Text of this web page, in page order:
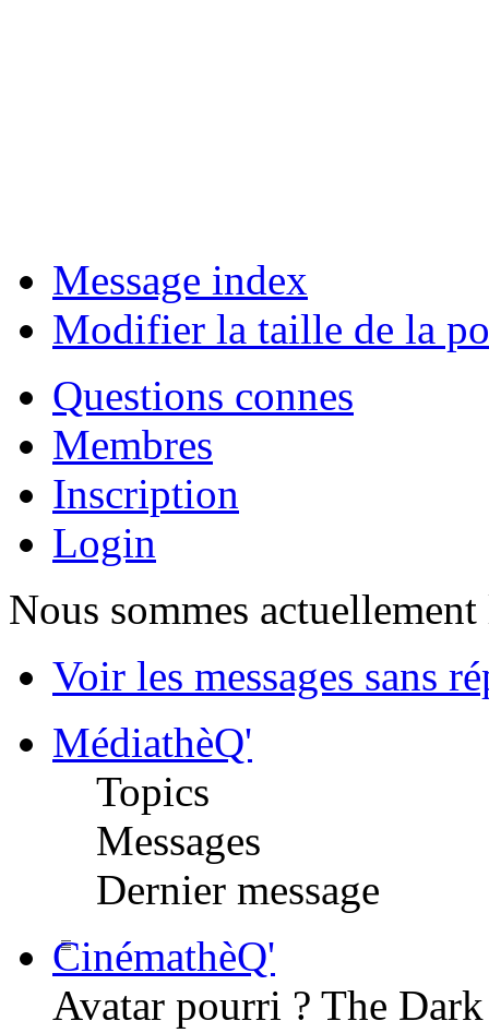
Message index
Modifier la taille de la
Questions connes
Membres
Inscription
Login
Nous sommes
Voir les messages sans
MédiathèQ'
Topics
Messages
Dernier message
CinémathèQ'
Avatar pourri ? The